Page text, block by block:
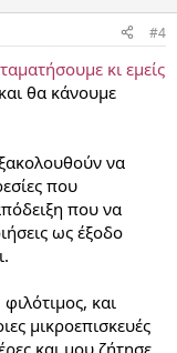
#4
κι εμείς
θα κάνουμε
να
που
που να
ως έξοδο
και
μικροεπισκευές
και μου ζήτησε